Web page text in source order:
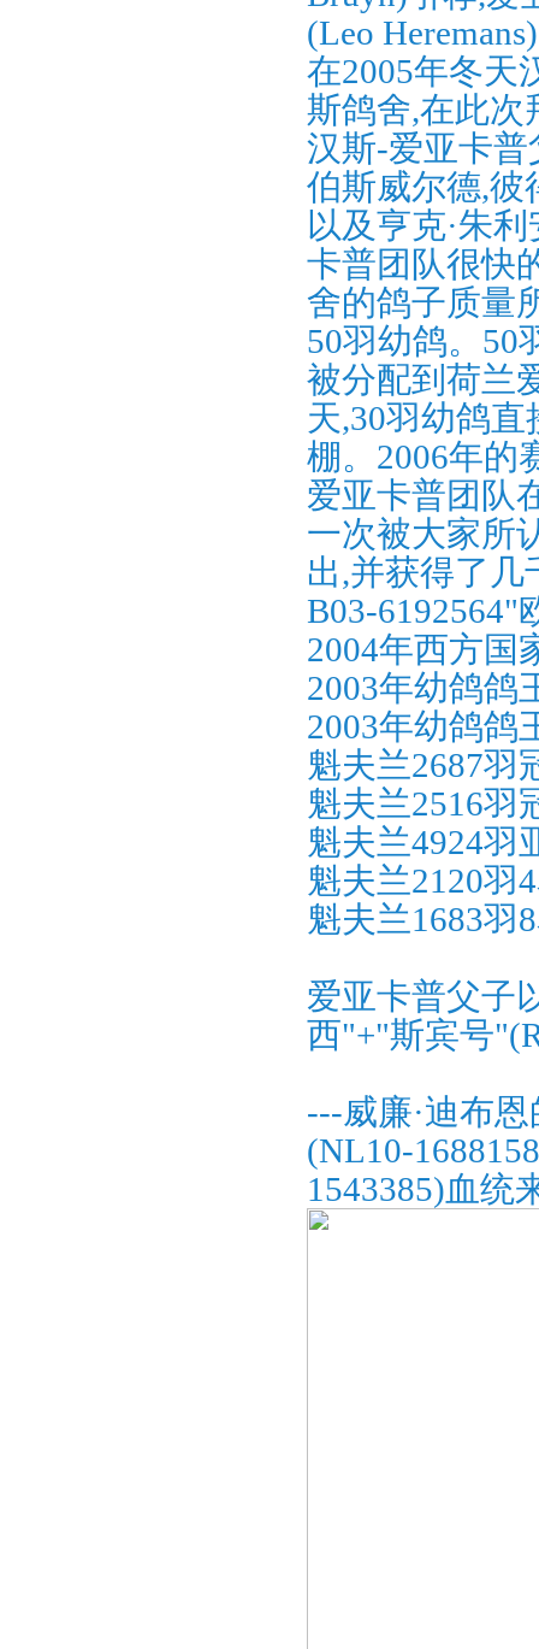
(Leo
在2005年冬天
斯鸽舍,在此次
汉斯-爱亚卡
伯斯威尔德,彼
以及亨克·朱
卡普团队很快
舍的鸽子质量
50羽幼鸽。50
被分配到荷兰
天,30羽幼鸽
棚。2006年的
爱亚卡普团队
一次被大家所
出,并获得了几
B03-6192564"
2004年西方国
2003年幼鸽鸽
2003年幼鸽鸽
魁夫兰2687羽
魁夫兰2516羽
魁夫兰4924羽
魁夫兰2120羽
魁夫兰1683羽
爱亚卡普父子
西"+"斯宾号
---威廉·迪布
(NL10-
1543385)血统